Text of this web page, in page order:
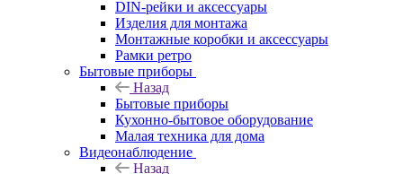
DIN-рейки и аксессуары
Изделия для монтажа
Монтажные коробки и аксессуары
Рамки ретро
Бытовые приборы
Назад
Бытовые приборы
Кухонно-бытовое оборудование
Малая техника для дома
Видеонаблюдение
Назад